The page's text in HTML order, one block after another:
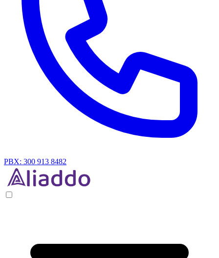
PBX: 300 913 8482